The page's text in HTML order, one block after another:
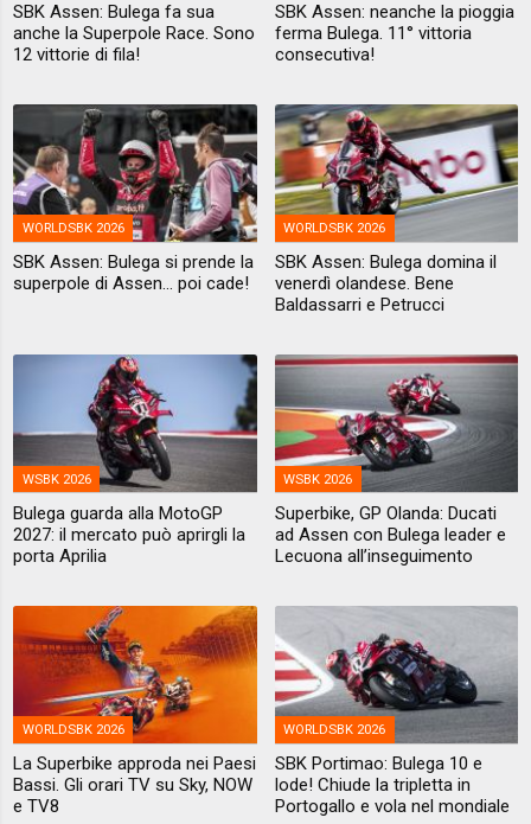
SBK Assen: Bulega fa sua
anche la Superpole Race. Sono
12 vittorie di fila!
SBK Assen: neanche la pioggia
ferma Bulega. 11° vittoria
consecutiva!
WORLDSBK 2026
SBK Assen: Bulega si prende la
superpole di Assen... poi cade!
WORLDSBK 2026
SBK Assen: Bulega domina il
venerdì olandese. Bene
Baldassarri e Petrucci
WSBK 2026
Bulega guarda alla MotoGP
2027: il mercato può aprirgli la
porta Aprilia
WSBK 2026
Superbike, GP Olanda: Ducati
ad Assen con Bulega leader e
Lecuona all’inseguimento
WORLDSBK 2026
La Superbike approda nei Paesi
Bassi. Gli orari TV su Sky, NOW
e TV8
WORLDSBK 2026
SBK Portimao: Bulega 10 e
lode! Chiude la tripletta in
Portogallo e vola nel mondiale